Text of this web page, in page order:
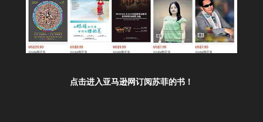
点击进入亚马逊网订阅苏菲的书！